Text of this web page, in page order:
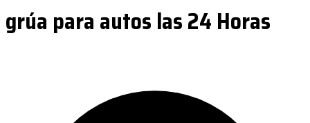
grúa para autos las 24 Horas